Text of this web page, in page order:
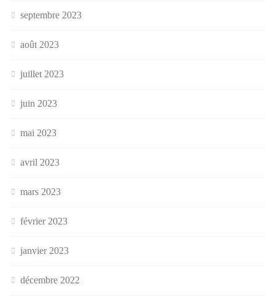
septembre 2023
août 2023
juillet 2023
juin 2023
mai 2023
avril 2023
mars 2023
février 2023
janvier 2023
décembre 2022